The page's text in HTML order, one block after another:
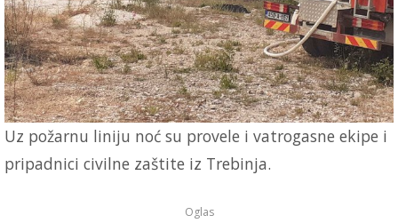
Uz požarnu liniju noć su provele i vatrogasne ekipe i
pripadnici civilne zaštite iz Trebinja.
Oglas